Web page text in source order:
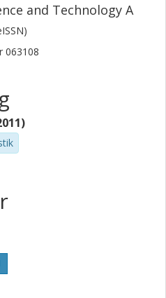
and Technology A
063108